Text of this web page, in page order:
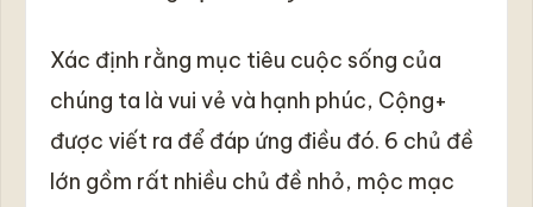
Xác định rằng mục tiêu cuộc sống của
chúng ta là vui vẻ và hạnh phúc, Cộng+
được viết ra để đáp ứng điều đó. 6 chủ đề
lớn gồm rất nhiều chủ đề nhỏ, mộc mạc